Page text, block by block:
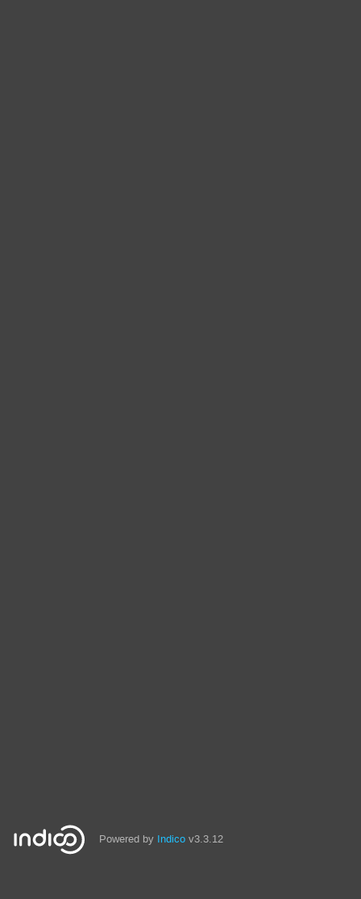
Powered by Indico v3.3.12